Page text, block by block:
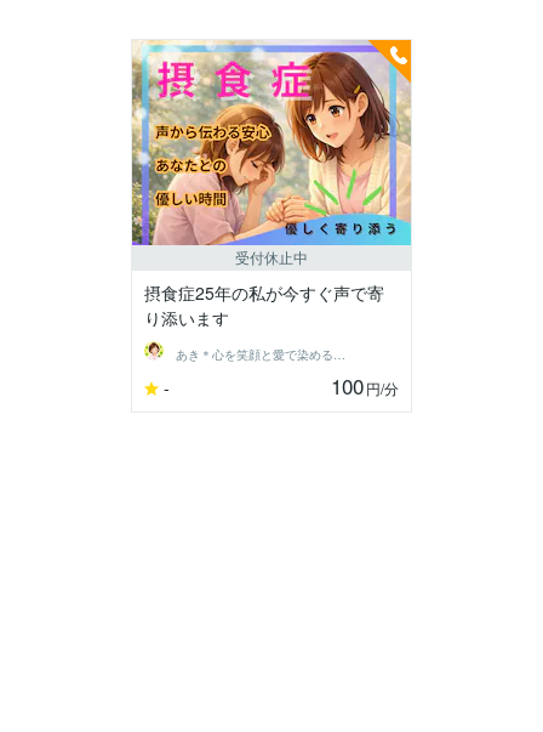
受付休止中
摂食症25年の私が今すぐ声で寄
り添います
あき＊心を笑顔と愛で染める❤️すだちっこ
- 100円/分